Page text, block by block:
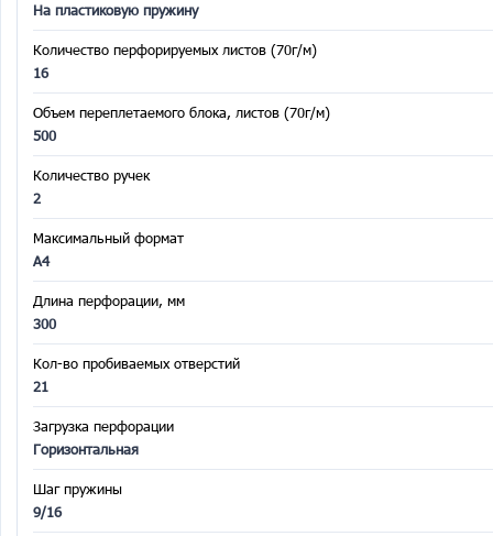
На пластиковую пружину
Количество перфорируемых листов (70г/м)
16
Объем переплетаемого блока, листов (70г/м)
500
Количество ручек
2
Максимальный формат
А4
Длина перфорации, мм
300
Кол-во пробиваемых отверстий
21
Загрузка перфорации
Горизонтальная
Шаг пружины
9/16